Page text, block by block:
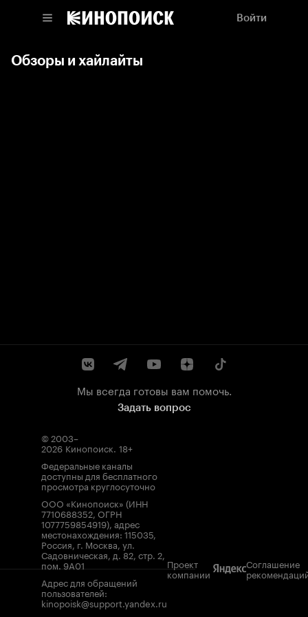
Войти
Обзоры и хайлайты
Мы всегда готовы вам помочь.
Задать вопрос
© 2003–
2026 Кинопоиск. 18+
Федеральные каналы
доступны для бесплатного
просмотра круглосуточно
ООО «Кинопоиск» (ИНН
7710688352, ОГРН
1077759854919), адрес
местонахождения: 115035,
Россия, г. Москва, ул.
Садовническая, д. 82, стр. 2,
пом. 9А01
Адрес для обращений
пользователей:
kinopoisk@support.yandex.ru
Проект
компании
Соглашение